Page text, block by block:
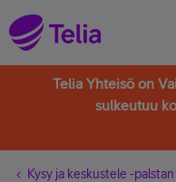
Telia Yhteisö on
sulkeutuu
Kysy ja keskustele -